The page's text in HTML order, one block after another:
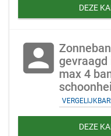
DEZE
account_box gevraagd
max 4
DEZE